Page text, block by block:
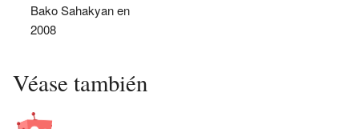
Bako Sahakyan en
2008
Véase también